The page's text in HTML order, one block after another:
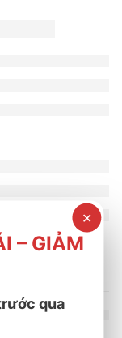
✕
– GIẢM
qua